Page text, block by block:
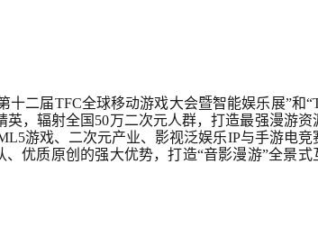
十二届TFC全球移动游戏大会暨智能娱乐展”和
，辐射全国50万二次元人群，打造最强漫游资
游戏、二次元产业、影视泛娱乐IP与手游电竞
优质原创的强大优势，打造“音影漫游”全景式